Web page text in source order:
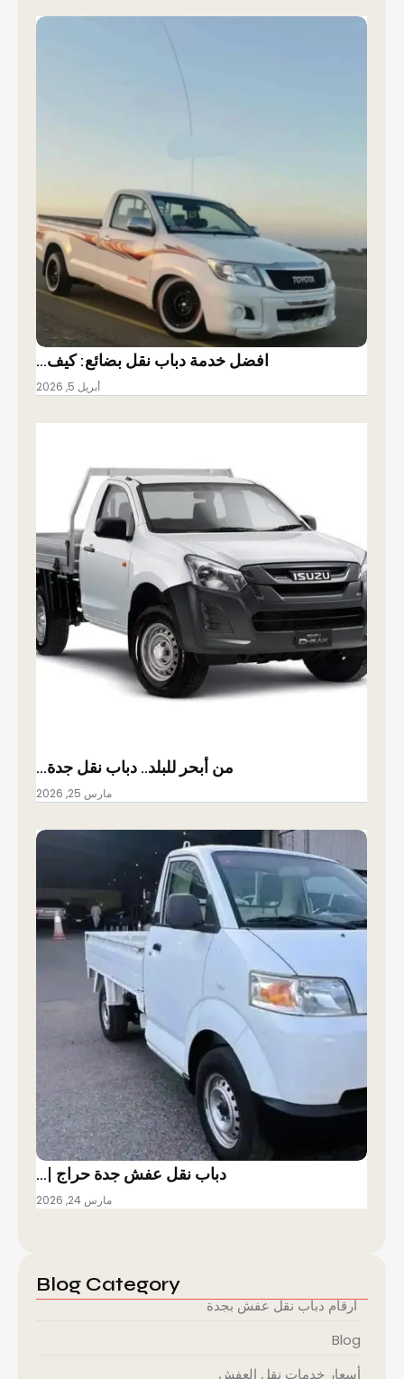
افضل خدمة دباب نقل بضائع: كيف…
أبريل 5, 2026
من أبحر للبلد.. دباب نقل جدة…
مارس 25, 2026
دباب نقل عفش جدة حراج |…
مارس 24, 2026
Blog Category
ارقام دباب نقل عفش بجدة
Blog
أسعار خدمات نقل العفش